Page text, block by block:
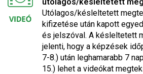
Utólagos/késleltetett
kifizetése után kapott
és jelszóval. A késleltetett
jelenti, hogy a képzések
7-8.) után leghamarabb 7
15.) lehet a videókat